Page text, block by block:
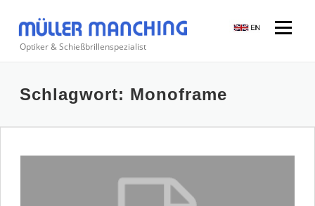
Inhalt
springen
Optiker & Schießbrillenspezialist
nach:
Menü
Schlagwort: Monoframe